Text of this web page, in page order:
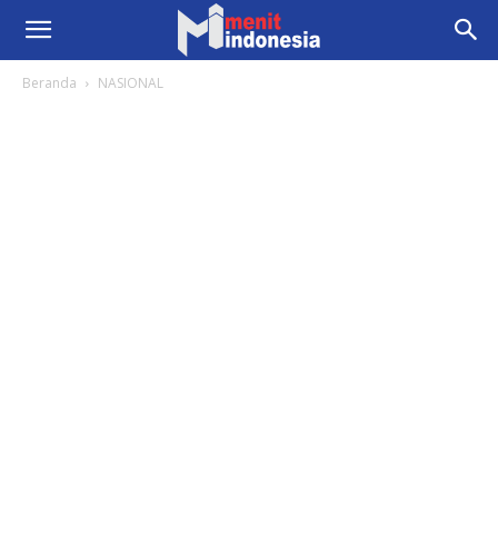
Beranda NASIONAL